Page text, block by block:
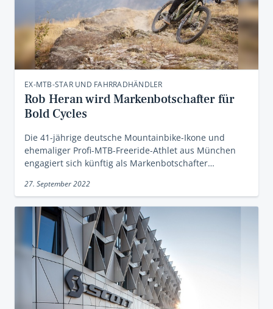
EX-MTB-STAR UND FAHRRADHÄNDLER
Rob Heran wird Markenbotschafter für
Bold Cycles
Die 41-jährige deutsche Mountainbike-Ikone und
ehemaliger Profi-MTB-Freeride-Athlet aus München
engagiert sich künftig als Markenbotschafter…
27. September 2022